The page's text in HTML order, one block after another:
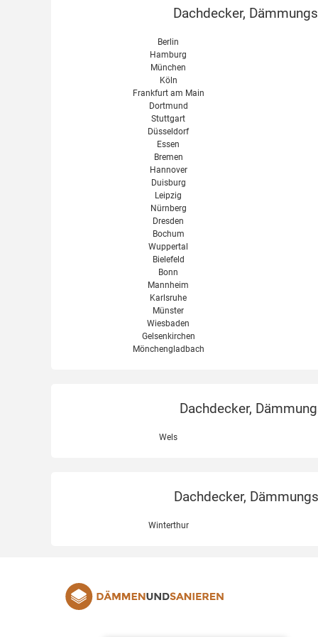
Dachdecker,
Berlin
Hamburg
München
Köln
Frankfurt am Main
Dortmund
Stuttgart
Düsseldorf
Essen
Bremen
Hannover
Duisburg
Leipzig
Nürnberg
Dresden
Bochum
Wuppertal
Bielefeld
Bonn
Mannheim
Karlsruhe
Münster
Wiesbaden
Gelsenkirchen
Mönchengladbach
Dachdecker,
Wels
Dachdecker,
Winterthur